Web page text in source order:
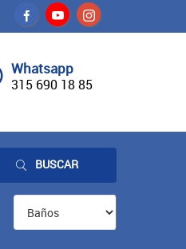
Whatsapp
315 690 18 85
BUSCAR